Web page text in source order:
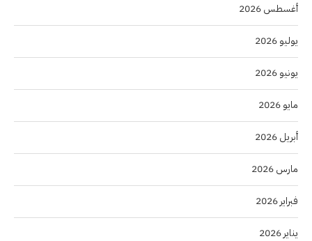
أغسطس 2026
يوليو 2026
يونيو 2026
مايو 2026
أبريل 2026
مارس 2026
فبراير 2026
يناير 2026